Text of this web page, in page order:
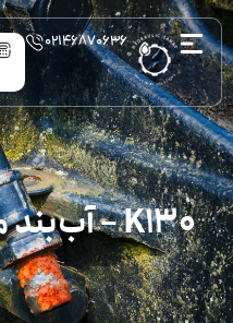
۰۲۱۴۶۸۷۰۶۳۶
K130 – آب‌بند میله‌ای پنوماتیک